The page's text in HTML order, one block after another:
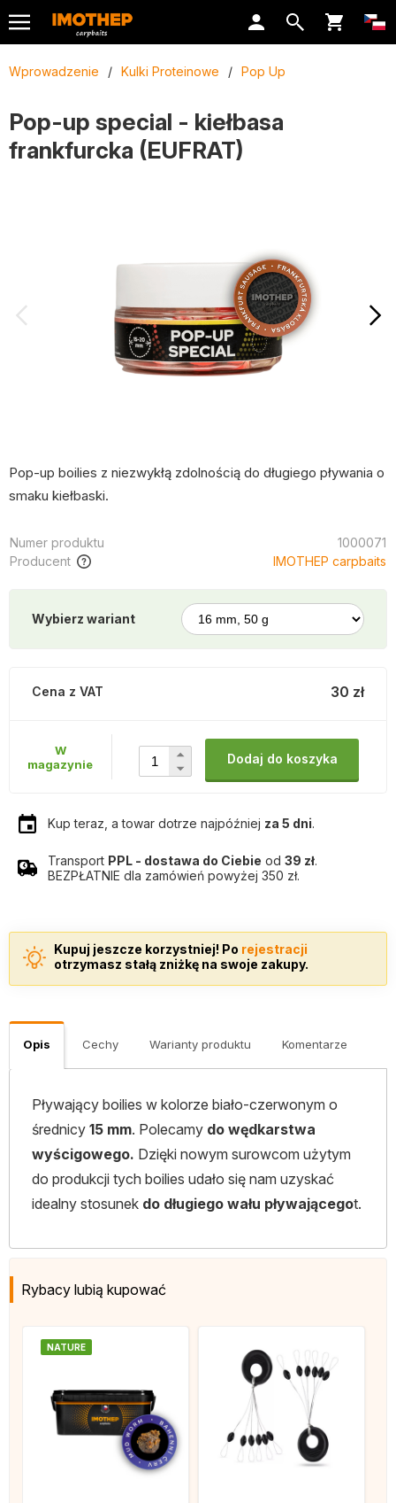
Wprowadzenie / Kulki Proteinowe / Pop Up
Pop-up special - kiełbasa
frankfurcka (EUFRAT)
Pop-up boilies z niezwykłą zdolnością do długiego pływania o
smaku kiełbaski.
Numer produktu
1000071
Producent
IMOTHEP carpbaits
Wybierz wariant
30 zł
Cena z VAT
W
magazynie
Dodaj do koszyka
Kup teraz, a towar dotrze najpóźniej za 5 dni.
Transport PPL - dostawa do Ciebie od 39 zł.
BEZPŁATNIE dla zamówień powyżej 350 zł.
Kupuj jeszcze korzystniej! Po rejestracji
otrzymasz stałą zniżkę na swoje zakupy.
Opis Cechy Warianty produktu Komentarze
Pływający boilies w kolorze biało-czerwonym o
średnicy 15 mm. Polecamy do wędkarstwa
wyścigowego. Dzięki nowym surowcom użytym
do produkcji tych boilies udało się nam uzyskać
idealny stosunek do długiego wału pływającegot.
Rybacy lubią kupować
NATURE